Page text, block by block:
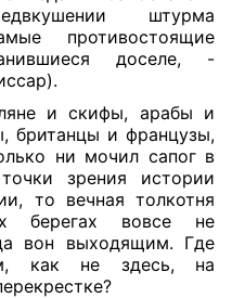
штурма
противостоящие
доселе, -
и скифы, арабы и
британцы и французы,
ни мочил сапог в
зрения истории
то вечная толкотня
берегах вовсе не
вон выходящим. Где
как не здесь, на